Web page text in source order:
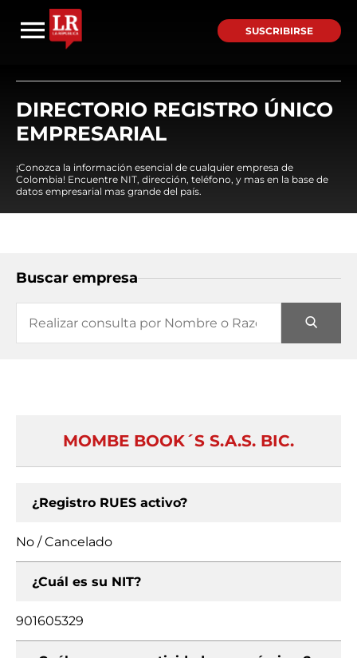
SUSCRIBIRSE
DIRECTORIO REGISTRO ÚNICO
EMPRESARIAL
¡Conozca la información esencial de cualquier empresa de
Colombia! Encuentre NIT, dirección, teléfono, y mas en la base de
datos empresarial mas grande del país.
Buscar empresa
MOMBE BOOK´S S.A.S. BIC.
¿Registro RUES activo?
No / Cancelado
¿Cuál es su NIT?
901605329